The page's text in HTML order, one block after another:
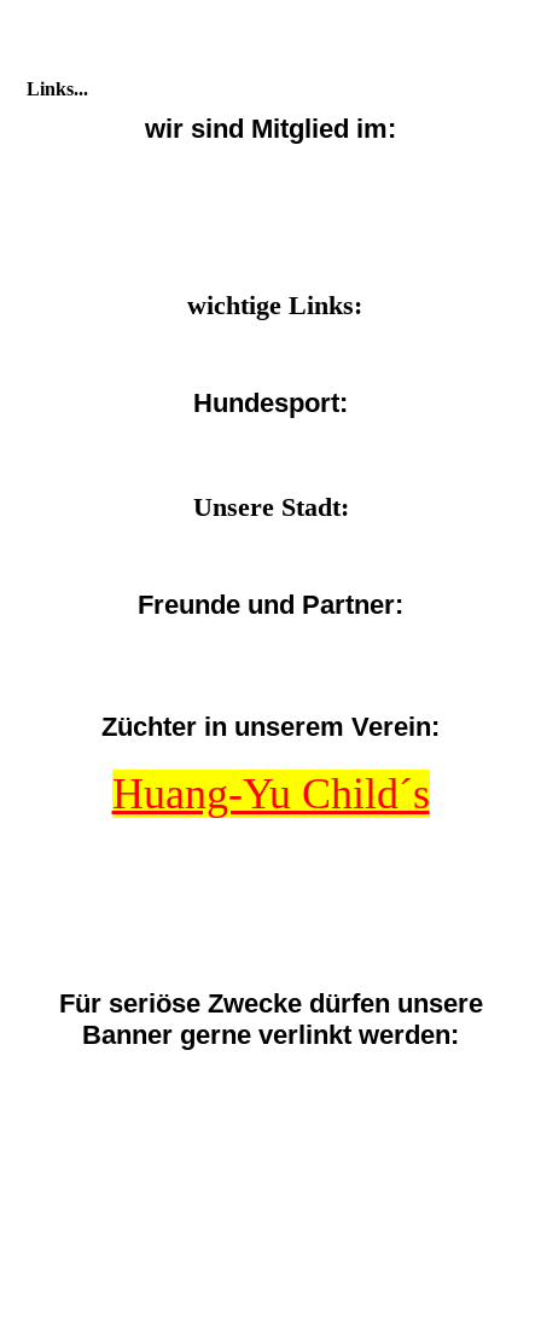
Links...
wir sind Mitglied im:
wichtige Links:
Hundesport:
Unsere Stadt:
Freunde und Partner:
Züchter in unserem Verein:
Huang-Yu Child´s
Für seriöse Zwecke dürfen unsere
Banner gerne verlinkt werden: